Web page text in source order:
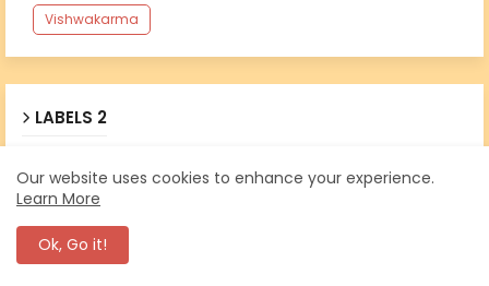
Vishwakarma
LABELS 2
108 Chant 108 Potri AOL Bhajan
Aarti
Ashtakams
Carnatic
Our website uses cookies to enhance your experience.
Learn More
Ok, Go it!